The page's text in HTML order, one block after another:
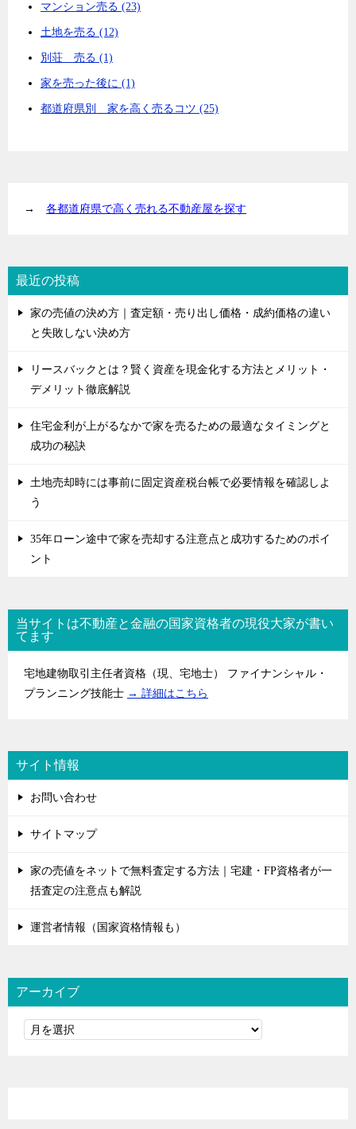
マンション売る (23)
土地を売る (12)
別荘 売る (1)
家を売った後に (1)
都道府県別 家を高く売るコツ (25)
→ 各都道府県で高く売れる不動産屋を探す
最近の投稿
家の売値の決め方｜査定額・売り出し価格・成約価格の違い
と失敗しない決め方
リースバックとは？賢く資産を現金化する方法とメリット・
デメリット徹底解説
住宅金利が上がるなかで家を売るための最適なタイミングと
成功の秘訣
土地売却時には事前に固定資産税台帳で必要情報を確認しよ
う
35年ローン途中で家を売却する注意点と成功するためのポイ
ント
当サイトは不動産と金融の国家資格者の現役大家が書い
てます
宅地建物取引主任者資格（現、宅地士） ファイナンシャル・
プランニング技能士 → 詳細はこちら
サイト情報
お問い合わせ
サイトマップ
家の売値をネットで無料査定する方法｜宅建・FP資格者が一
括査定の注意点も解説
運営者情報（国家資格情報も）
アーカイブ